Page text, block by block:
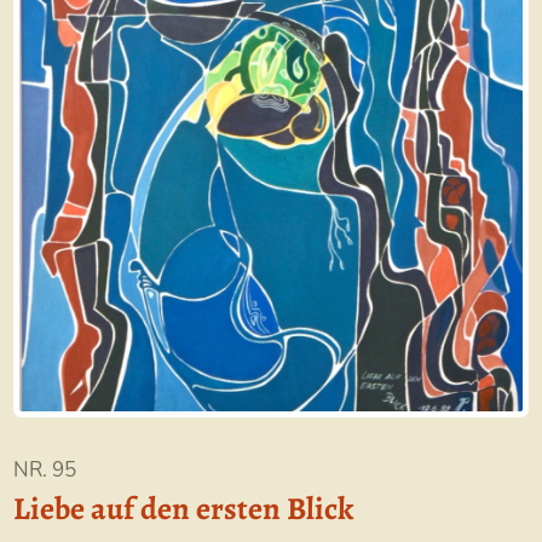
NR. 95
Liebe auf den ersten Blick